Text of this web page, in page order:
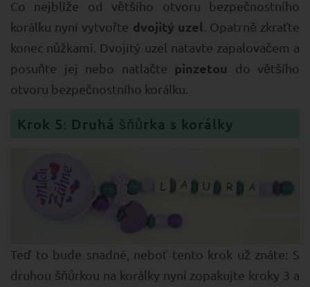
Co nejblíže od většího otvoru bezpečnostního
korálku nyní vytvořte dvojitý uzel . Opatrně zkraťte
konec nůžkami. Dvojitý uzel natavte zapalovačem a
posuňte jej nebo natlačte pinzetou do většího
otvoru bezpečnostního korálku.
Krok 5: Druhá šňůrka s korálky
Teď to bude snadné, neboť tento krok už znáte: S
druhou šňůrkou na korálky nyní zopakujte kroky 3 a